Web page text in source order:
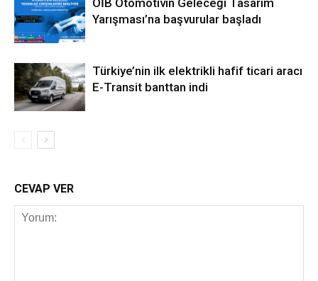
Yarışması’na başvurular başladı
Türkiye’nin ilk elektrikli hafif ticari aracı
E-Transit banttan indi
CEVAP VER